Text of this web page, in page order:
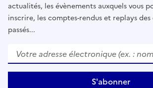
actualités, les évènements auxquels vous
inscrire, les comptes-rendus et replays
passés...
Votre adresse électronique (ex. :
S'abonner